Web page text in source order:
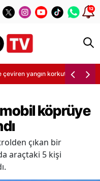
12
yangın korkuttu
köprüye
çıkan bir
araçtaki 5 kişi